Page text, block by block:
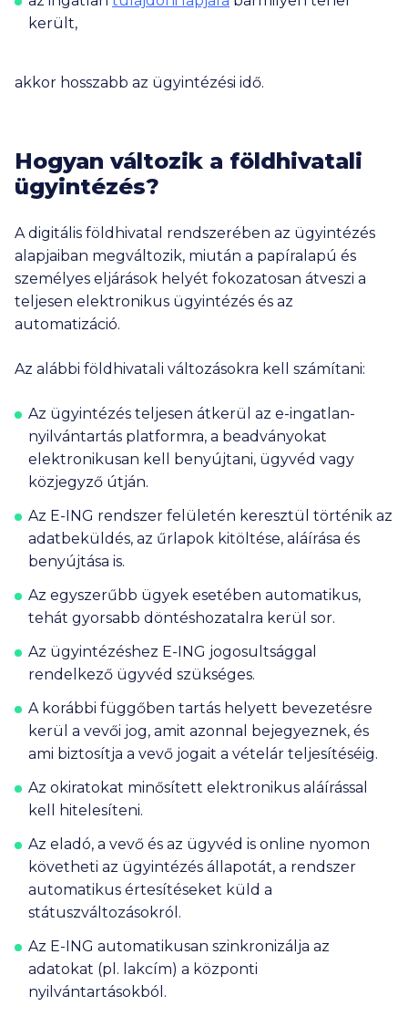
került,
akkor hosszabb az ügyintézési idő.
Hogyan változik a földhivatali
ügyintézés?
A digitális földhivatal rendszerében az ügyintézés
alapjaiban megváltozik, miután a papíralapú és
személyes eljárások helyét fokozatosan átveszi a
teljesen elektronikus ügyintézés és az
automatizáció.
Az alábbi földhivatali változásokra kell számítani:
Az ügyintézés teljesen átkerül az e-ingatlan-
nyilvántartás platformra, a beadványokat
elektronikusan kell benyújtani, ügyvéd vagy
közjegyző útján.
Az E-ING rendszer felületén keresztül történik az
adatbeküldés, az űrlapok kitöltése, aláírása és
benyújtása is.
Az egyszerűbb ügyek esetében automatikus,
tehát gyorsabb döntéshozatalra kerül sor.
Az ügyintézéshez E-ING jogosultsággal
rendelkező ügyvéd szükséges.
A korábbi függőben tartás helyett bevezetésre
kerül a vevői jog, amit azonnal bejegyeznek, és
ami biztosítja a vevő jogait a vételár teljesítéséig.
Az okiratokat minősített elektronikus aláírással
kell hitelesíteni.
Az eladó, a vevő és az ügyvéd is online nyomon
követheti az ügyintézés állapotát, a rendszer
automatikus értesítéseket küld a
státuszváltozásokról.
Az E-ING automatikusan szinkronizálja az
adatokat (pl. lakcím) a központi
nyilvántartásokból.